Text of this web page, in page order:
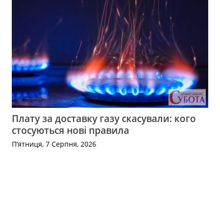
Плату за доставку газу скасували: кого
стосуються нові правила
П’ятниця, 7 Серпня, 2026